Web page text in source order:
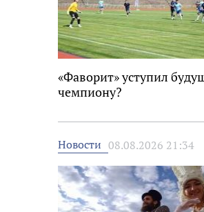
«Фаворит» уступил
чемпиону?
Новости 08.08.2026 21:34